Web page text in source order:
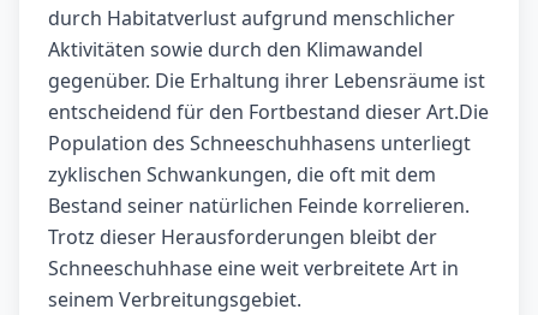
durch Habitatverlust aufgrund menschlicher
Aktivitäten sowie durch den Klimawandel
gegenüber. Die Erhaltung ihrer Lebensräume ist
entscheidend für den Fortbestand dieser Art.Die
Population des Schneeschuhhasens unterliegt
zyklischen Schwankungen, die oft mit dem
Bestand seiner natürlichen Feinde korrelieren.
Trotz dieser Herausforderungen bleibt der
Schneeschuhhase eine weit verbreitete Art in
seinem Verbreitungsgebiet.